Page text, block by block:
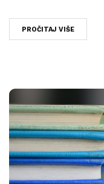
PROČITAJ VIŠE